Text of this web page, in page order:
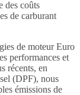
des coûts
de carburant
de moteur Euro
performances et
récents, en
(DPF), nous
émissions de